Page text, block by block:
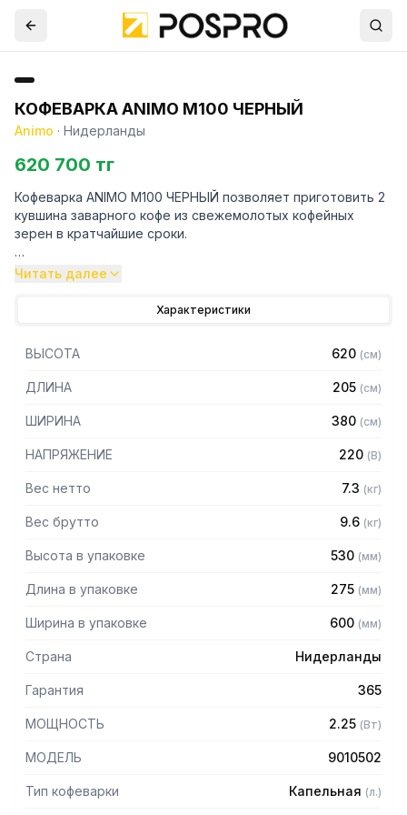
КОФЕВАРКА ANIMO M100 ЧЕРНЫЙ
Animo · Нидерланды
620 700 тг
Кофеварка ANIMO M100 ЧЕРНЫЙ позволяет приготовить 2
кувшина заварного кофе из свежемолотых кофейных
зерен в кратчайшие сроки.
Особенности:
— Два стеклянных кувшина в комплекте
— Производительность: 144 чашки в час (18 л.)
— Объем кувшинов: 2/2 л
— Время заваривания: примерно 6 минут/кувшин
— Поддерживаемая температура: 80-85C
— Габариты (ШхГхВ): 205х380х460/620 мм (включая
— Цвет: черный
Читать далее
Характеристики
ВЫСОТА 620 (см)
ДЛИНА 205 (см)
ШИРИНА 380 (см)
НАПРЯЖЕНИЕ 220 (В)
Вес нетто 7.3 (кг)
Вес брутто 9.6 (кг)
Высота в упаковке 530 (мм)
Длина в упаковке 275 (мм)
Ширина в упаковке 600 (мм)
Страна Нидерланды
Гарантия 365
МОЩНОСТЬ 2.25 (Вт)
МОДЕЛЬ 9010502
Тип кофеварки Капельная (л.)